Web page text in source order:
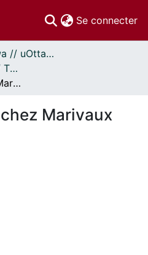
Se connecter
Thèses uOttawa // uOttawa Theses
Thèses, 1910 - 2010 // Theses, 1910 - 2010
Le personnage chez Marivaux romancier
Marivaux